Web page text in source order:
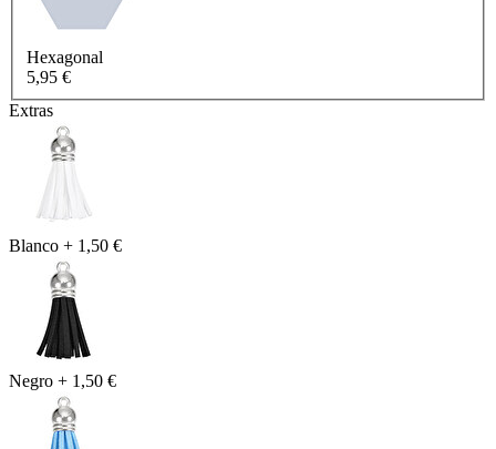
Hexagonal
5,95 €
Extras
Blanco + 1,50 €
Negro + 1,50 €